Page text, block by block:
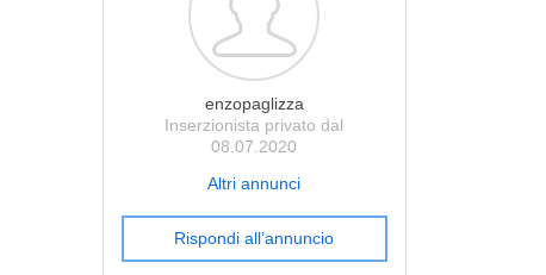
enzopaglizza
Inserzionista privato dal
08.07.2020
Altri annunci
Rispondi all’annuncio